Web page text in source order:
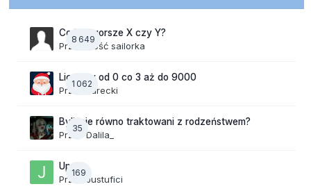
8 649
Co jest gorsze X czy Y?
Przez Gość sailorka
1 062
Liczymy od 0 co 3 aż do 9000
PrzezJurecki
35
Byliście równo traktowani z rodzeństwem?
Przez Dalila_
169
Upały
PrzezJustufici